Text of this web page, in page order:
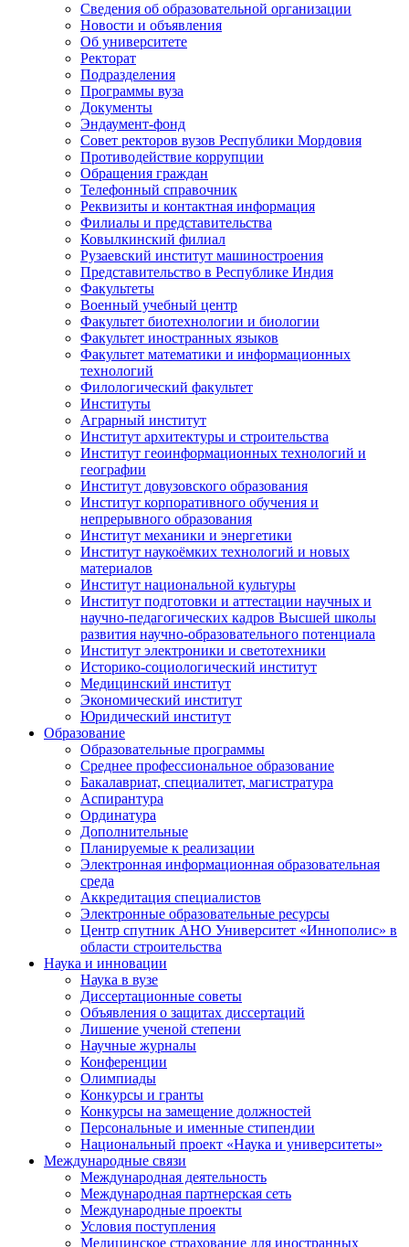
Сведения об образовательной организации
Новости и объявления
Об университете
Ректорат
Подразделения
Программы вуза
Документы
Эндаумент-фонд
Совет ректоров вузов Республики Мордовия
Противодействие коррупции
Обращения граждан
Телефонный справочник
Реквизиты и контактная информация
Филиалы и представительства
Ковылкинский филиал
Рузаевский институт машиностроения
Представительство в Республике Индия
Факультеты
Военный учебный центр
Факультет биотехнологии и биологии
Факультет иностранных языков
Факультет математики и информационных
технологий
Филологический факультет
Институты
Аграрный институт
Институт архитектуры и строительства
Институт геоинформационных технологий и
географии
Институт довузовского образования
Институт корпоративного обучения и
непрерывного образования
Институт механики и энергетики
Институт наукоёмких технологий и новых
материалов
Институт национальной культуры
Институт подготовки и аттестации научных и
научно-педагогических кадров Высшей школы
развития научно-образовательного потенциала
Институт электроники и светотехники
Историко-социологический институт
Медицинский институт
Экономический институт
Юридический институт
Образование
Образовательные программы
Среднее профессиональное образование
Бакалавриат, специалитет, магистратура
Аспирантура
Ординатура
Дополнительные
Планируемые к реализации
Электронная информационная образовательная
среда
Аккредитация специалистов
Электронные образовательные ресурсы
Центр спутник АНО Университет «Иннополис» в
области строительства
Наука и инновации
Наука в вузе
Диссертационные советы
Объявления о защитах диссертаций
Лишение ученой степени
Научные журналы
Конференции
Олимпиады
Конкурсы и гранты
Конкурсы на замещение должностей
Персональные и именные стипендии
Национальный проект «Наука и университеты»
Международные связи
Международная деятельность
Международная партнерская сеть
Международные проекты
Условия поступления
Медицинское страхование для иностранных